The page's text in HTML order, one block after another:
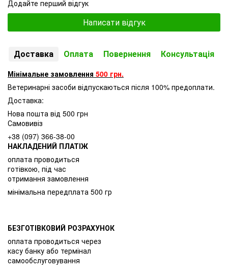
Додайте перший відгук
Написати відгук
Доставка Оплата Повернення Консультація
Мінімальне замовлення 500 грн.
Ветеринарні засоби відпускаються після 100% предоплати.
Доставка:
Нова пошта від 500 грн
Самовивіз
+38 (097) 366-38-00
НАКЛАДЕНИЙ ПЛАТІЖ
оплата проводиться
готівкою, під час
отримання замовлення
мінімальна передплата 500 гр
БЕЗГОТІВКОВИЙ РОЗРАХУНОК
оплата проводиться через
касу банку або термінал
самообслуговування